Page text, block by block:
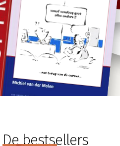
De bestsellers